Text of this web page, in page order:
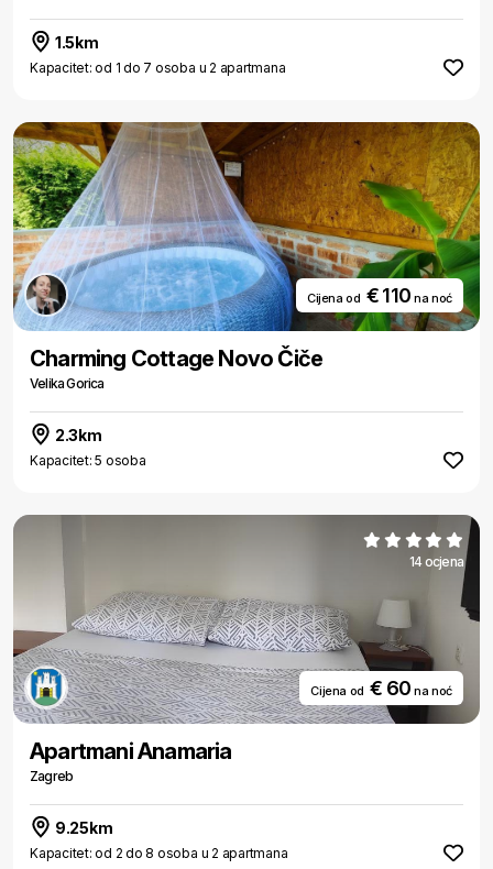
1.5km
Kapacitet: od 1 do 7 osoba u 2 apartmana
Cijena od € 110na noć
Charming Cottage Novo Čiče
Velika Gorica
2.3km
Kapacitet: 5 osoba
14 ocjena
Cijena od € 60na noć
Apartmani Anamaria
Zagreb
9.25km
Kapacitet: od 2 do 8 osoba u 2 apartmana